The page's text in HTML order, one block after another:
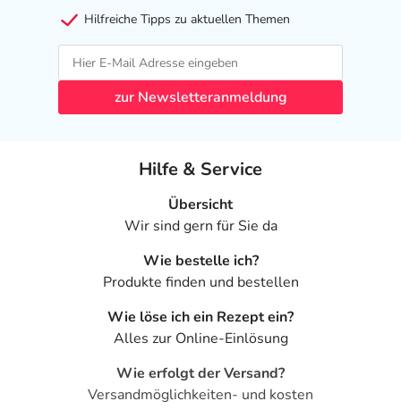
Hilfreiche Tipps zu aktuellen Themen
zur Newsletteranmeldung
Hilfe & Service
Übersicht
Wir sind gern für Sie da
Wie bestelle ich?
Produkte finden und bestellen
Wie löse ich ein Rezept ein?
Alles zur Online-Einlösung
Wie erfolgt der Versand?
Versandmöglichkeiten- und kosten